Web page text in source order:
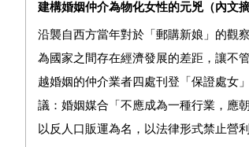
建構婚姻仲介為物化女性的元兇（內文
沿襲自西方當年對於「郵購新娘」的觀
為國家之間存在經濟發展的差距，讓不
越婚姻的仲介業者四處刊登「保證處女
議：婚姻媒合「不應成為一種行業，應
以反人口販運為名，以法律形式禁止營